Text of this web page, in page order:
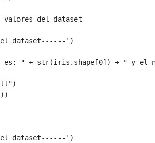
valores del dataset
dataset------' )
es: " + str(iris . shape [0]) + " y el
)
dataset------' )